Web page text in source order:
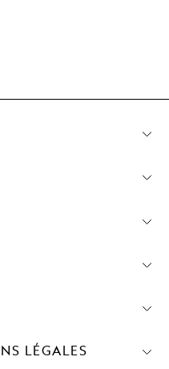
LÉGALES